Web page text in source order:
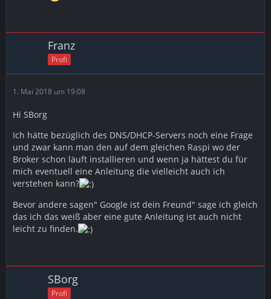
Franz
Profi
1. Mai 2018 um 19:08
Hi SBorg
Ich hätte bezüglich des DNS/DHCP-Servers noch eine Frage
und zwar kann man den auf dem gleichen Raspi wo der
Broker schon läuft installieren und wenn ja hättest du für
mich eventuell eine Anleitung die vielleicht auch ich
verstehen kann?
Bevor andere sagen" Google ist dein Freund" sage ich gleich
das ich das weiß aber eine gute Anleitung ist auch nicht
leicht zu finden.
SBorg
Profi